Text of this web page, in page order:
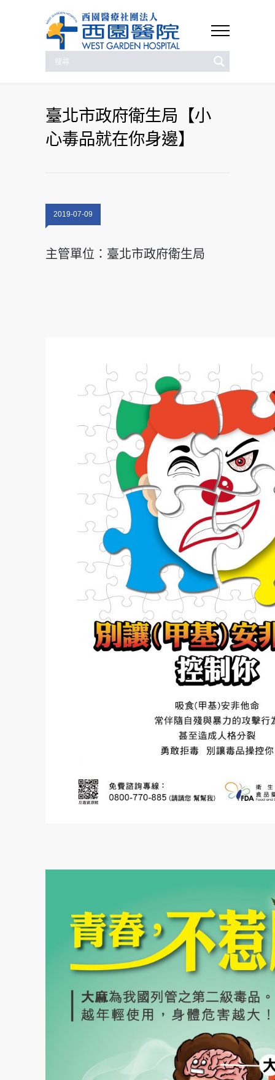
臺北市政府衛生局【小
心毒品就在你身邊】
2019-07-09
主管單位：臺北市政府衛生局